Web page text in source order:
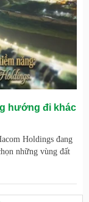
hướng đi khác
Holdings đang
những vùng đất